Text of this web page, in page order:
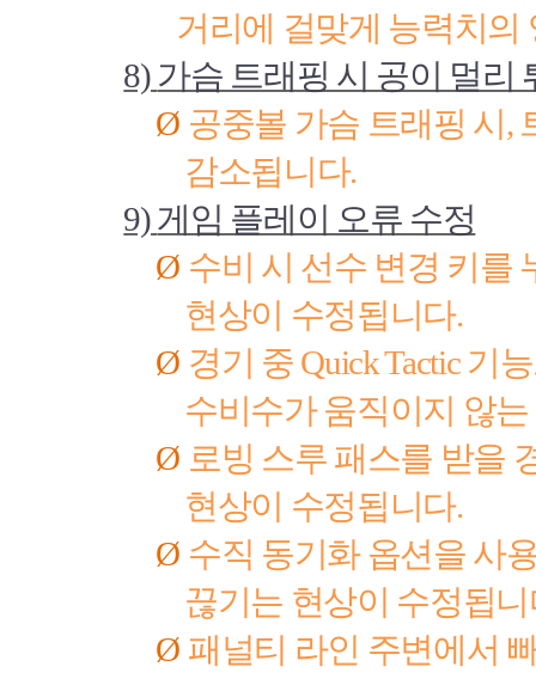
거리에 걸맞게 능력치의
8) 가슴 트래핑 시 공이 멀리
Ø 공중볼 가슴 트래핑 시,
감소됩니다.
9)게임 플레이 오류 수정
Ø 수비 시 선수 변경 키를
현상이 수정됩니다.
Ø 경기 중 Quick Tactic 기
수비수가 움직이지 않
Ø 로빙 스루 패스를 받을
현상이 수정됩니다.
Ø 수직 동기화 옵션을 사
끊기는 현상이 수정됩
Ø 패널티 라인 주변에서